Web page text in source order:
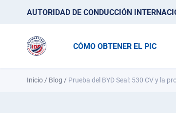
AUTORIDAD DE CONDUCCIÓN
CÓMO OBTENER EL PIC
Inicio / Blog / Prueba del BYD Seal: 530 CV y la